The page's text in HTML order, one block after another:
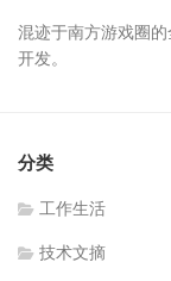
混迹于南方游戏圈
开发。
分类
工作生活
技术文摘